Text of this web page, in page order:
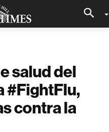
salud del
#FightFlu,
contra la